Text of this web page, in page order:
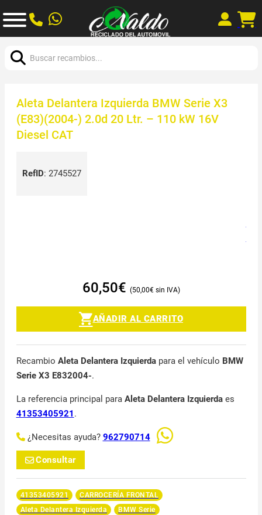
Aleta Delantera Izquierda BMW Serie X3
(E83)(2004-) 2.0d 20 Ltr. – 110 kW 16V
Diesel CAT
RefID: 2745527
60,50€ 50,00€
AÑADIR AL CARRITO
Recambio Aleta Delantera Izquierdapara el vehículo BMW
Serie X3 E832004-.
La referencia principal para Aleta Delantera Izquierdaes
41353405921 .
¿Necesitas ayuda? 962790714
Consultar
41353405921
CARROCERÍA FRONTAL
Aleta Delantera Izquierda
BMW Serie